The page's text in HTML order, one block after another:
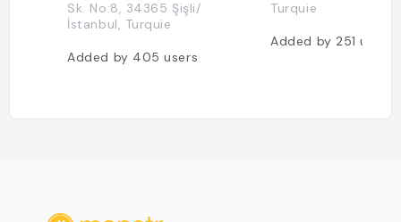
Sk. No:8, 34365 Şişli/
İstanbul, Turquie
Added by 405users
Turquie
Added by 251users